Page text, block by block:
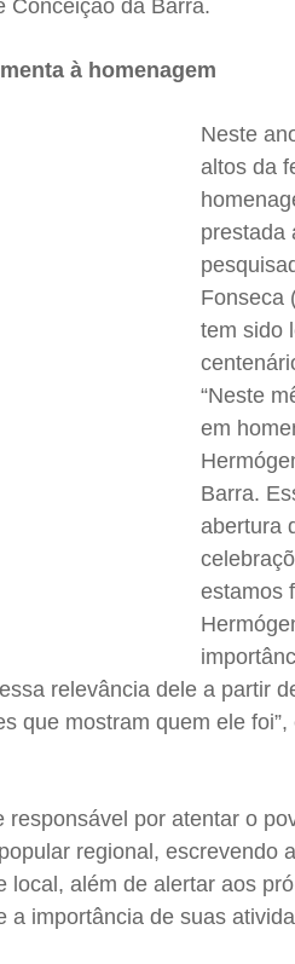
Conceição da Barra.
à homenagem
Neste
altos da
prestada
Fonseca
tem sido
“Neste
em
Barra.
abertura
estamos
relevância dele a partir
que mostram quem ele
responsável por atentar o
regional, escrevendo
local, além de alertar aos
a importância de suas